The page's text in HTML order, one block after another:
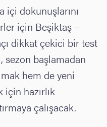
dokunuşlarını
için Beşiktaş –
dikkat çekici bir test
sezon başlamadan
hem de yeni
hazırlık
çalışacak.